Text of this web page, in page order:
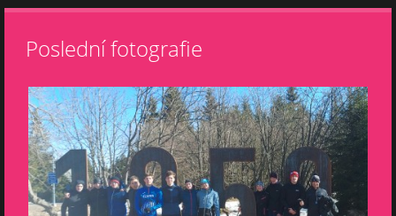
Poslední fotografie